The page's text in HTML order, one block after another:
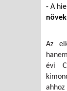
- A
Az
évi